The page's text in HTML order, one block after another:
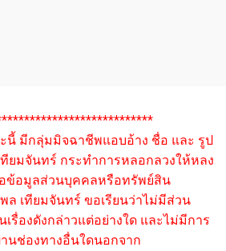
นี้ มีกลุ่มมิจฉาชีพแอบอ้าง ชื่อ และ รูป
ยมจันทร์ กระทำการหลอกลวงให้หลง
อข้อมูลส่วนบุคคลหรือทรัพย์สิน
ล เทียมจันทร์ ขอเรียนว่าไม่มีส่วน
เรื่องดังกล่าวแต่อย่างใด และไม่มีการ
นช่องทางอื่นใดนอกจาก